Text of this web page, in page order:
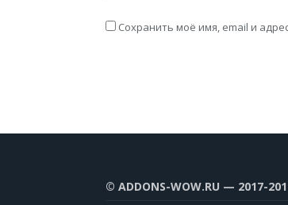
Сохранить моё имя, email и
© ADDONS-WOW.RU — 2017-